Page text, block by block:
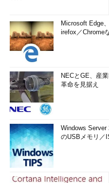
Microsoft Edge
irefox／Chrome
NECとGE、産
革命を見据え
Windows Server
のUSBメモリ／